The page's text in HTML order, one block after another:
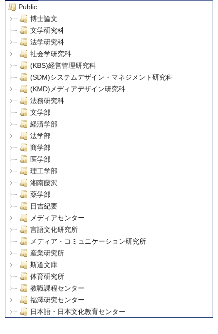
Public
博士論文
文学研究科
法学研究科
社会学研究科
(KBS)経営管理研究科
(SDM)システムデザイン・マネジメント研究科
(KMD)メディアデザイン研究科
法務研究科
文学部
経済学部
法学部
商学部
医学部
理工学部
湘南藤沢
薬学部
日吉紀要
メディアセンター
言語文化研究所
メディア・コミュニケーション研究所
産業研究所
斯道文庫
体育研究所
教職課程センター
福澤研究センター
日本語・日本文化教育センター